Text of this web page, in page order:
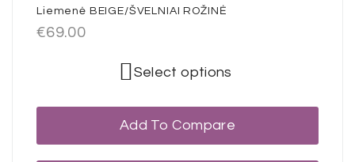
Liemenė BEIGE/ŠVELNIAI ROŽINĖ
€69.00
Select options
Add To Compare